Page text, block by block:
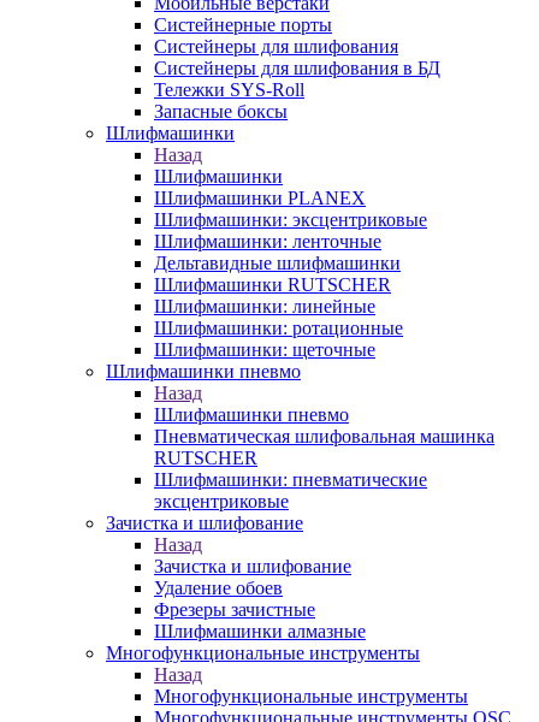
Систейнерные порты
Систейнеры для шлифования
Систейнеры для шлифования в БД
Тележки SYS-Roll
Запасные боксы
Шлифмашинки
Назад
Шлифмашинки
Шлифмашинки PLANEX
Шлифмашинки: эксцентриковые
Шлифмашинки: ленточные
Дельтавидные шлифмашинки
Шлифмашинки RUTSCHER
Шлифмашинки: линейные
Шлифмашинки: ротационные
Шлифмашинки: щеточные
Шлифмашинки пневмо
Назад
Шлифмашинки пневмо
Пневматическая шлифовальная машинка
RUTSCHER
Шлифмашинки: пневматические
эксцентриковые
Зачистка и шлифование
Назад
Зачистка и шлифование
Удаление обоев
Фрезеры зачистные
Шлифмашинки алмазные
Многофункциональные инструменты
Назад
Многофункциональные инструменты
Многофункциональные инструменты OSC